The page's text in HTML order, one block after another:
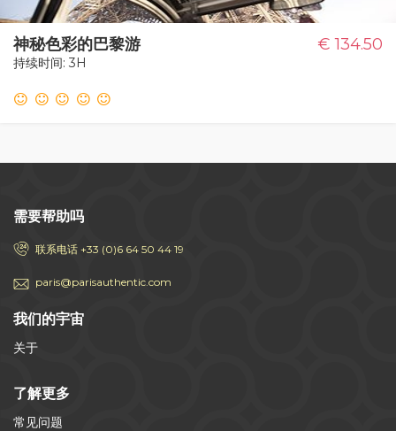
神秘色彩的巴黎游 € 134.50
持续时间: 3H
需要帮助吗
联系电话 +33 (0)6 64 50 44 19
paris@parisauthentic.com
我们的宇宙
关于
了解更多
常见问题